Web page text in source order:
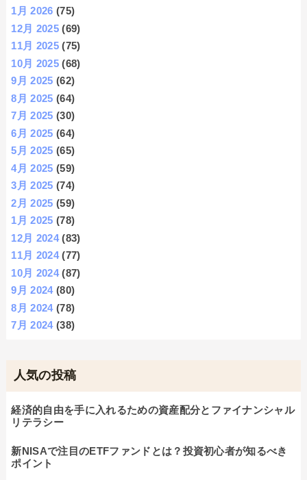
1月 2026 (75)
12月 2025 (69)
11月 2025 (75)
10月 2025 (68)
9月 2025 (62)
8月 2025 (64)
7月 2025 (30)
6月 2025 (64)
5月 2025 (65)
4月 2025 (59)
3月 2025 (74)
2月 2025 (59)
1月 2025 (78)
12月 2024(83)
11月 2024(77)
10月 2024(87)
9月 2024(80)
8月 2024(78)
7月 2024(38)
人気の投稿
経済的自由を手に入れるための資産配分とファイナンシャル
リテラシー
新NISAで注目のETFファンドとは？投資初心者が知るべき
ポイント